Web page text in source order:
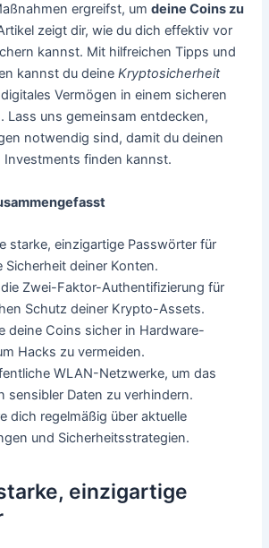
ergreifst, umdeine Coins zu
zeigt dir, wie du dich effektiv vor
kannst. Mit hilfreichen Tipps und
kannst du deineKryptosicherheit
Vermögen in einem sicheren
Lass uns gemeinsam entdecken,
notwendig sind, damit du deinen
Investments finden kannst.
starke, einzigartige Passwörter für
Sicherheit deiner Konten.
Zwei-Faktor-Authentifizierung für
Schutz deiner Krypto-Assets.
deine Coins sicher in Hardware-
Hacks zu vermeiden.
WLAN-Netzwerke, um das
sensibler Daten zu verhindern.
dich regelmäßig über aktuelle
und Sicherheitsstrategien.
einzigartige